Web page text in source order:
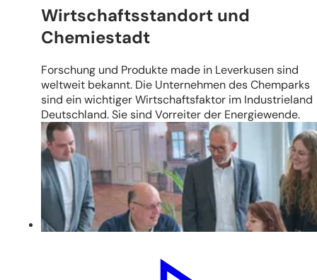
Wirtschaftsstandort und
Chemiestadt
Forschung und Produkte made in Leverkusen sind
weltweit bekannt. Die Unternehmen des Chemparks
sind ein wichtiger Wirtschaftsfaktor im Industrieland
Deutschland. Sie sind Vorreiter der Energiewende.